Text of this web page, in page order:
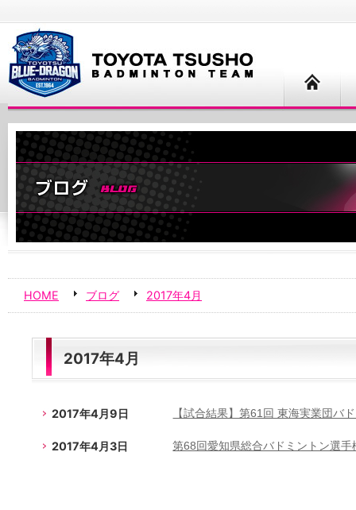
HOME ブログ 2017年4月
2017年4月
2017年4月9日 【試合結果】第61回 東海実業団バ
2017年4月3日 第68回愛知県総合バドミントン選手